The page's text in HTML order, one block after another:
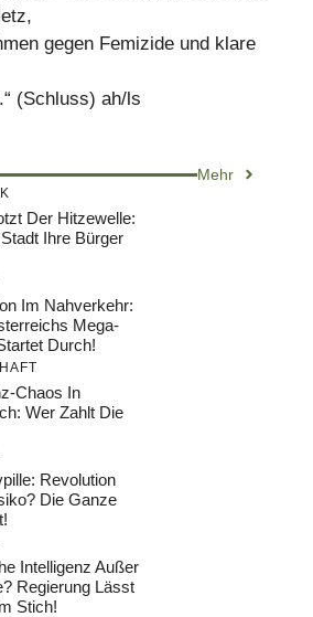
gegen Femizide und klare
(Schluss) ah/ls
Mehr
Der Hitzewelle:
Ihre Bürger
Im Nahverkehr:
Mega-
Durch!
Chaos In
Wer Zahlt Die
Revolution
Die Ganze
Intelligenz Außer
Regierung Lässt
Stich!